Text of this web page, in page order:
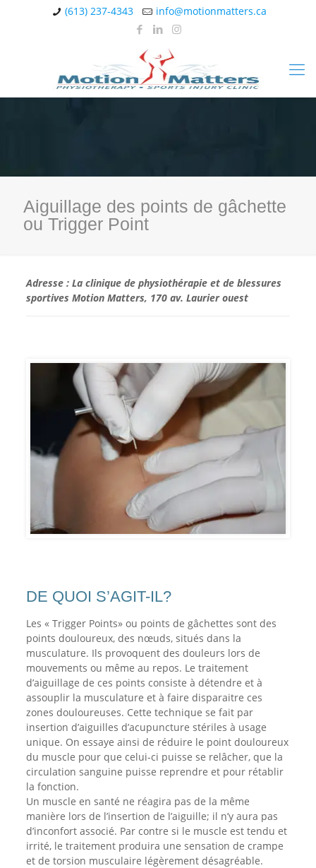
(613) 237-4343 info@motionmatters.ca
Aiguillage des points de gâchette
ou Trigger Point
Adresse : La clinique de physiothérapie et de blessures
sportives Motion Matters, 170 av. Laurier ouest
DE QUOI S’AGIT-IL?
Les « Trigger Points» ou points de gâchettes sont des
points douloureux, des nœuds, situés dans la
musculature. Ils provoquent des douleurs lors de
mouvements ou même au repos. Le traitement
d’aiguillage de ces points consiste à détendre et à
assouplir la musculature et à faire disparaitre ces
zones douloureuses. Cette technique se fait par
insertion d’aiguilles d’acupuncture stériles à usage
unique. On essaye ainsi de réduire le point douloureux
du muscle pour que celui-ci puisse se relâcher, que la
circulation sanguine puisse reprendre et pour rétablir
la fonction.
Un muscle en santé ne réagira pas de la même
manière lors de l’insertion de l’aiguille; il n’y aura pas
d’inconfort associé. Par contre si le muscle est tendu et
irrité, le traitement produira une sensation de crampe
et de torsion musculaire légèrement désagréable.